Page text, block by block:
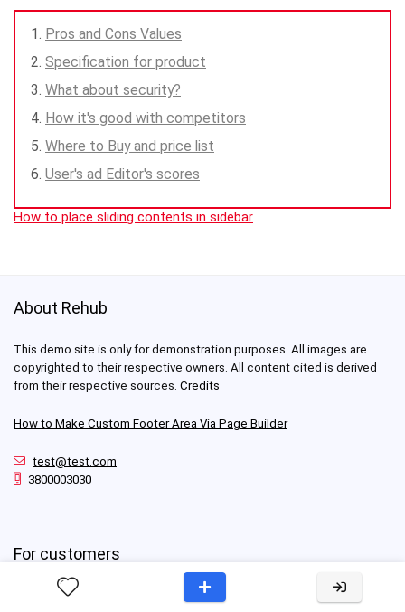
Pros and Cons Values
Specification for product
What about security?
How it's good with competitors
Where to Buy and price list
User's ad Editor's scores
How to place sliding contents in sidebar
About Rehub
This demo site is only for demonstration purposes. All images are
copyrighted to their respective owners. All content cited is derived
from their respective sources. Credits
How to Make Custom Footer Area Via Page Builder
test@test.com
3800003030
For customers
First link